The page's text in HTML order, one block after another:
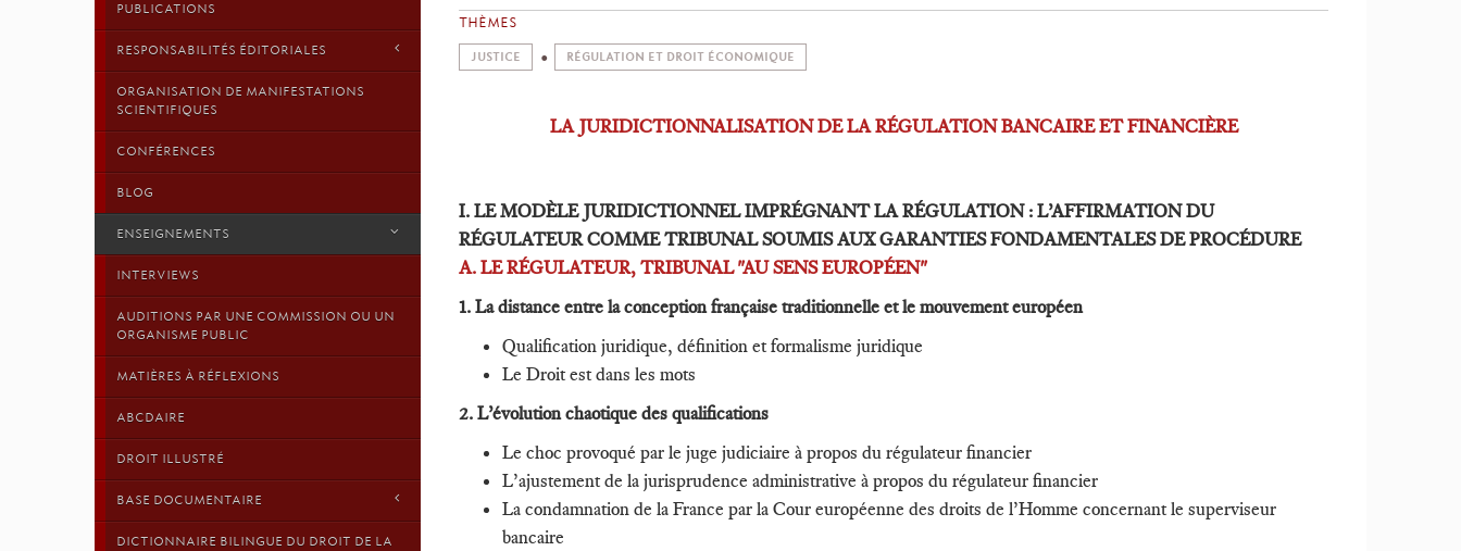
PUBLICATIONS
RESPONSABILITÉS ÉDITORIALES
ORGANISATION DE MANIFESTATIONS
SCIENTIFIQUES
CONFÉRENCES
BLOG
ENSEIGNEMENTS
INTERVIEWS
AUDITIONS PAR UNE COMMISSION OU UN
ORGANISME PUBLIC
MATIÈRES À RÉFLEXIONS
ABCDAIRE
DROIT ILLUSTRÉ
BASE DOCUMENTAIRE
DICTIONNAIRE BILINGUE DU DROIT DE LA
THÈMES
JUSTICE RÉGULATION ET DROIT ÉCONOMIQUE
LA JURIDICTIONNALISATION DE LA RÉGULATION BANCAIRE ET FINANCIÈRE
I. LE MODÈLE JURIDICTIONNEL IMPRÉGNANT LA RÉGULATION : L’AFFIRMATION DU
RÉGULATEUR COMME TRIBUNAL SOUMIS AUX GARANTIES FONDAMENTALES DE PROCÉDURE
A. LE RÉGULATEUR, TRIBUNAL "AU SENS EUROPÉEN"
1. La distance entre la conception française traditionnelle et le mouvement européen
Qualification juridique, définition et formalisme juridique
Le Droit est dans les mots
2. L’évolution chaotique des qualifications
Le choc provoqué par le juge judiciaire à propos du régulateur financier
L’ajustement de la jurisprudence administrative à propos du régulateur financier
La condamnation de la France par la Cour européenne des droits de l’Homme concernant le superviseur
bancaire